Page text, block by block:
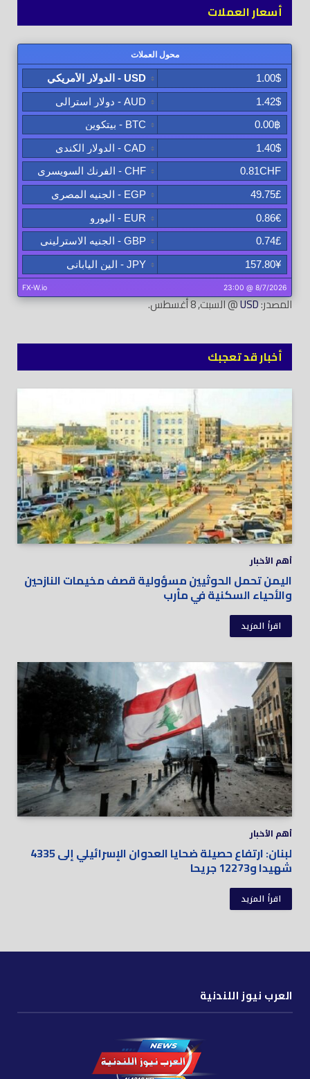
أسعار العملات
المصدر:USD@ السبت, 8 أغسطس.
أخبار قد تعجبك
أهم الأخبار
اليمن تحمل الحوثيين مسؤولية قصف مخيمات النازحين
والأحياء السكنية في مأرب
اقرأ المزيد
أهم الأخبار
لبنان: ارتفاع حصيلة ضحايا العدوان الإسرائيلي إلى 4335
شهيدا و12273 جريحا
اقرأ المزيد
العرب نيوز اللندنية